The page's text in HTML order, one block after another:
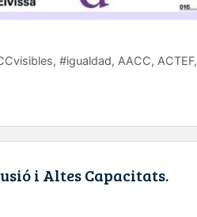
, #igualdad, AACC, ACTEF,
i Altes Capacitats.